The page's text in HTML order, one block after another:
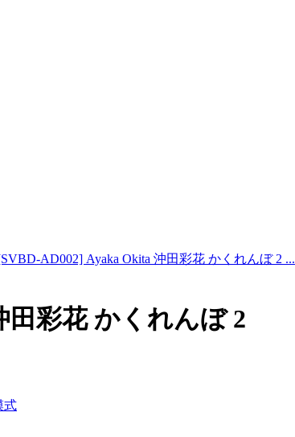
AD002] Ayaka Okita 沖田彩花 かくれんぼ 2 ...
田彩花 かくれんぼ 2
式